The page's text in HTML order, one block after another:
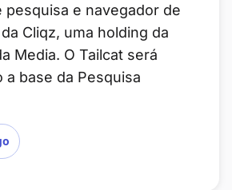
pesquisa e navegador de
Cliqz, uma holding da
Media. O Tailcat será
a base da Pesquisa